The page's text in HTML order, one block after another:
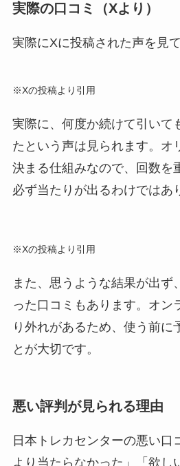
実際の口コミ（Xより）
実際にXに投稿された声を見
※Xの投稿より引用
実際に、何度か続けて引いて
たという声は見られます。オ
決まる仕組みなので、回数を
必ず当たりが出るわけではあ
※Xの投稿より引用
また、思うような結果が出ず
った口コミもあります。オン
り外れがあるため、使う前に
とが大切です。
悪い評判が見られる理由
日本トレカセンターの悪い口
より当たらなかった」「欲し